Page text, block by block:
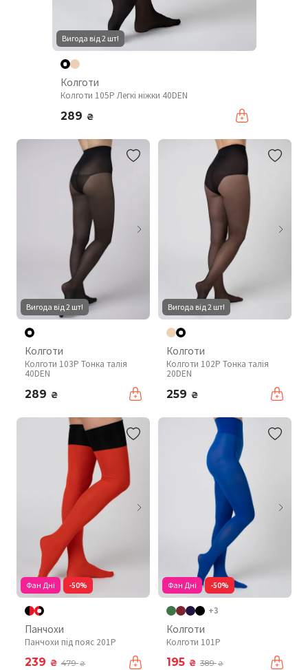
Вигода від 2 шт!
Колготи
Колготи 105P Легкі ніжки 40DEN
289 ₴
Вигода від 2 шт!
Колготи
Колготи 103P Тонка талія
40DEN
289 ₴
Вигода від 2 шт!
Колготи
Колготи 102P Тонка талія
20DEN
259 ₴
Фан Дні -50%
Панчохи
Панчохи під пояс 201P
239 ₴ 479₴
Фан Дні -50%
+3
Колготи
Колготи 101P
195 ₴ 389₴